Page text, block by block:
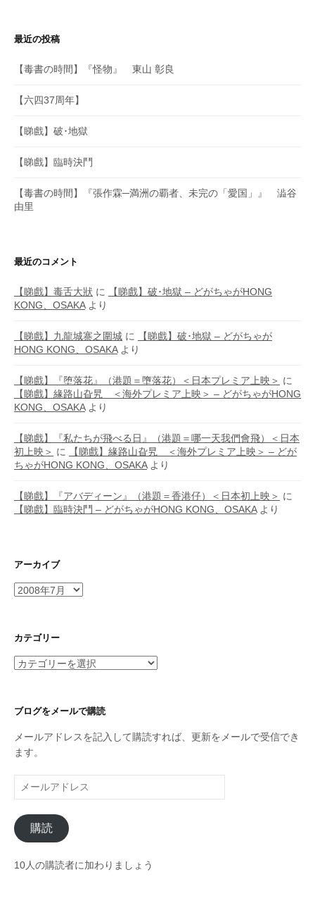
最近の投稿
【毒書の時間】『怪物』 東山 彰良
【六四37周年】
【睇戲】破･地獄
【睇戲】臨時決鬥
【毒書の時間】『張作霖─満洲の覇者、未完の「愛国」』 澁谷
由里
最近のコメント
【睇戲】毒舌大狀 に
【睇戲】破･地獄 – どがちゃがHONG
KONG、OSAKAより
【睇戲】九龍城寨之圍城 に
【睇戲】破･地獄 – どがちゃが
HONG KONG、OSAKAより
【睇戲】『堕落花』（港題＝墮落花）＜日本プレミア上映＞ に
【睇戲】緣路山旮旯 ＜海外プレミア上映＞ – どがちゃがHONG
KONG、OSAKAより
【睇戲】『私たちが飛べる日』（港題＝哪一天我們會飛）＜日本
初上映＞ に
【睇戲】緣路山旮旯 ＜海外プレミア上映＞ – どが
ちゃがHONG KONG、OSAKAより
【睇戲】『アバディーン』（港題＝香港仔）＜日本初上映＞ に
【睇戲】臨時決鬥 – どがちゃがHONG KONG、OSAKAより
アーカイブ
ア
イ
カテゴリー
カ
リ
ブログをメールで購読
メールアドレスを記入して購読すれば、更新をメールで受信でき
ます。
ー
ル
ア
ド
レ
購読
10人の購読者に加わりましょう